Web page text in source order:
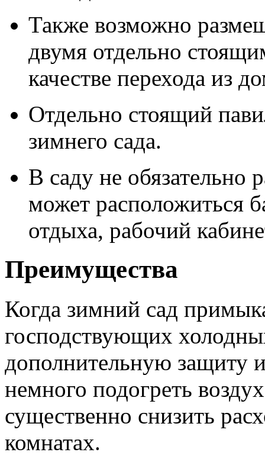
Также возможно
двумя отдельно
качестве перехода из
Отдельно стоящий
зимнего сада.
В саду не обязательно
может расположиться
отдыха, рабочий
Преимущества
Когда зимний сад
господствующих
дополнительную защиту
немного подогреть
существенно снизить
комнатах.